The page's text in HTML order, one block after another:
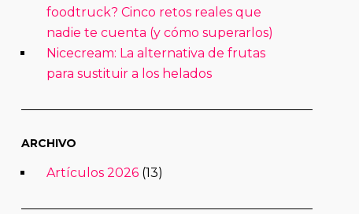
foodtruck? Cinco retos reales que
nadie te cuenta (y cómo superarlos)
Nicecream: La alternativa de frutas
para sustituir a los helados
ARCHIVO
Artículos 2026(13)